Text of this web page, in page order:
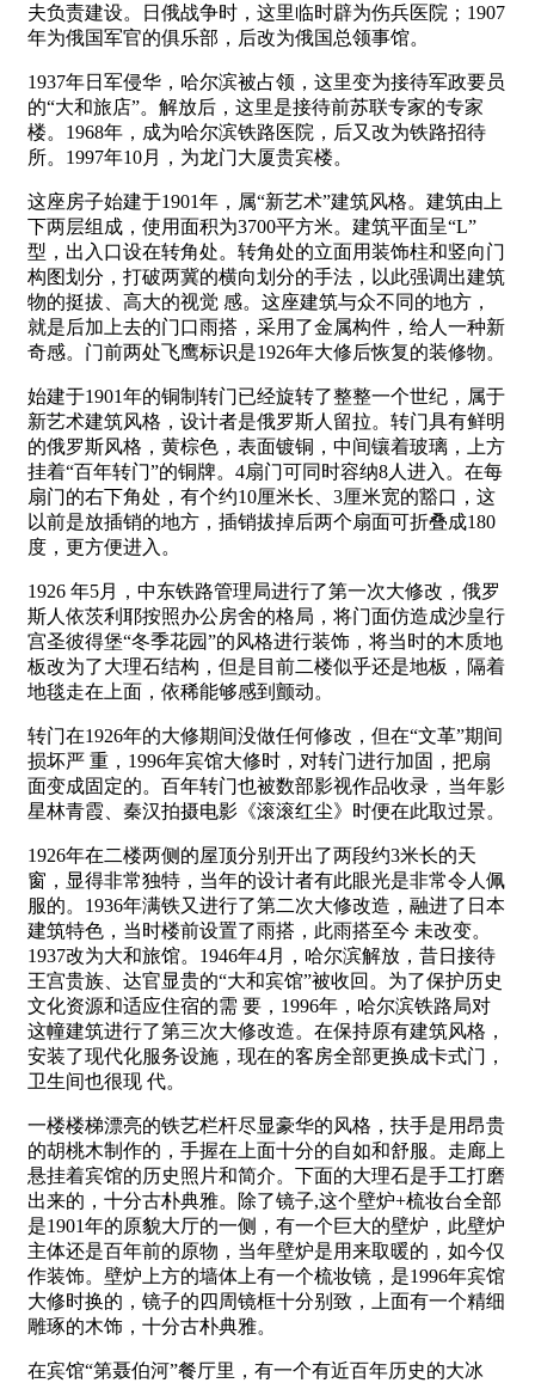
夫负责建设。日俄战争时，这里临时辟为伤兵医院；1907
年为俄国军官的俱乐部，后改为俄国总领事馆。
1937年日军侵华， 哈尔滨被占领，这里变为接待军政要员
的“大和旅店”。解放后，这里是接待前苏联专家的专家
楼。1968年，成为哈尔滨铁路医院，后又改为铁路招待
所。1997年10月，为龙门大厦贵宾楼。
这座房子始建于1901年，属“新艺术”建筑风格。建筑由上
下两层组成，使用面积为3700平方米。建筑平面呈“L”
型，出入口设在转角处。转角处的立面用装饰柱和竖向门
构图划分，打破两冀的横向划分的手法，以此强调出建筑
物的挺拔、高大的视觉 感。这座建筑与众不同的地方，
就是后加上去的门口雨搭，采用了金属构件，给人一种新
奇感。门前两处飞鹰标识是1926年大修后恢复的装修物。
始建于1901年的铜制转门已经旋转了整整一个世纪，属于
新艺术建筑风格，设计者是俄罗斯人留拉。转门具有鲜明
的俄罗斯风格，黄棕色，表面镀铜，中间镶着玻璃，上方
挂着“百年转门”的铜牌。4扇门可同时容纳8人进入。在每
扇门的右下角处，有个约10厘米长、3厘米宽的豁口，这
以前是放插销的地方，插销拔掉后两个扇面可折叠成180
度，更方便进入。
1926 年5月， 中东铁路管理局进行了第一次大修改 ，俄罗
斯人依茨利耶按照办公房舍的格局，将门面仿造成沙皇行
宫圣彼得堡“冬季花园”的风格进行装饰， 将当时的木质地
板改为了大理石结构，但是目前二楼似乎还是地板，隔着
地毯走在上面 ，依稀能够感到颤动。
转门在1926年的大修期间没做任何修改，但在“文革”期间
损坏严 重，1996年宾馆大修时，对转门进行加固，把扇
面变成固定的。百年转门也被数部影视作品收录，当年影
星林青霞、秦汉拍摄电影《滚滚红尘》时便在此取过景。
1926年在二楼两侧的屋顶分别开出了两段约3米长的天
窗，显得非常独特，当年的设计者有此眼光是非常令人佩
服的。1936年满铁又进行了第二次大修改造，融进了日本
建筑特色，当时楼前设置了雨搭，此雨搭至今 未改变。
1937改为大和旅馆。1946年4月，哈尔滨解放，昔日接待
王宫贵族、达官显贵的“大和宾馆”被收回。为了保护历史
文化资源和适应住宿的需 要，1996年，哈尔滨铁路局对
这幢建筑进行了第三次大修改造。在保持原有建筑风格，
安装了现代化服务设施，现在的客房全部更换成卡式门，
卫生间也很现 代。
一楼楼梯漂亮的铁艺栏杆尽显豪华的风格，扶手是用昂贵
的胡桃木制作的，手握在上面十分的自如和舒服。 走廊上
悬挂着宾馆的历史照片和简介。 下面的大理石是手工打磨
出来的，十分古朴典雅。除了镜子,这个壁炉+梳妆台全部
是1901年的原貌大厅的一侧，有一个巨大的壁炉，此壁炉
主体还是百年前的原物，当年壁炉是用来取暖的，如今仅
作装饰。壁炉上方的墙体上有一个梳妆镜，是1996年宾馆
大修时换的，镜子的四周镜框十分别致，上面有一个精细
雕琢的木饰，十分古朴典雅。
在宾馆“第聂伯河”餐厅里，有一个有近百年历史的大冰